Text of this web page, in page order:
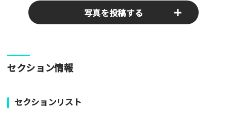
写真を投稿する
パークやスポットの写真をぜひお送りください！あなたの写真
がみんなの参考となります！
セクション情報
セクションリスト